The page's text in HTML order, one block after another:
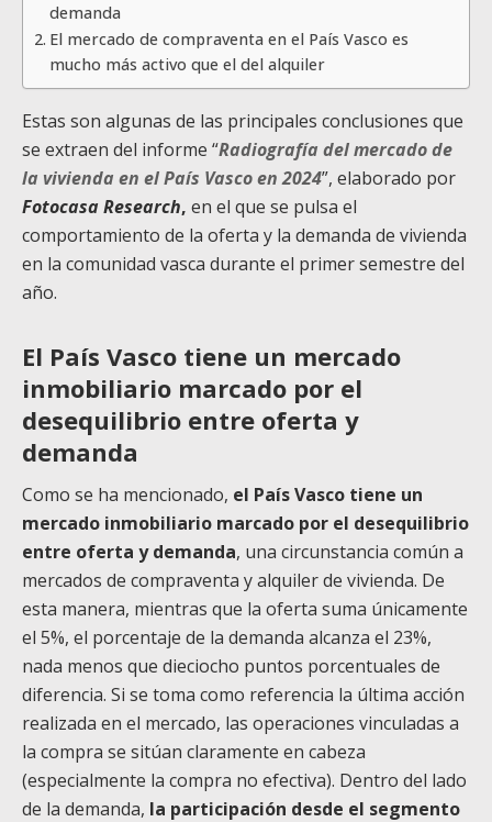
demanda
El mercado de compraventa en el País Vasco es
mucho más activo que el del alquiler
Estas son algunas de las principales conclusiones que
se extraen del informe “Radiografía del mercado de
la vivienda en el País Vasco en 2024”, elaborado por
Fotocasa Research, en el que se pulsa el
comportamiento de la oferta y la demanda de vivienda
en la comunidad vasca durante el primer semestre del
año.
El País Vasco tiene un mercado
inmobiliario marcado por el
desequilibrio entre oferta y
demanda
Como se ha mencionado, el País Vasco tiene un
mercado inmobiliario marcado por el desequilibrio
entre oferta y demanda, una circunstancia común a
mercados de compraventa y alquiler de vivienda. De
esta manera, mientras que la oferta suma únicamente
el 5%, el porcentaje de la demanda alcanza el 23%,
nada menos que dieciocho puntos porcentuales de
diferencia. Si se toma como referencia la última acción
realizada en el mercado, las operaciones vinculadas a
la compra se sitúan claramente en cabeza
(especialmente la compra no efectiva). Dentro del lado
de la demanda, la participación desde el segmento